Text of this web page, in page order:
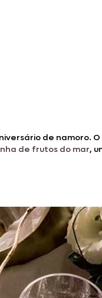
de namoro.
de frutos do mar,